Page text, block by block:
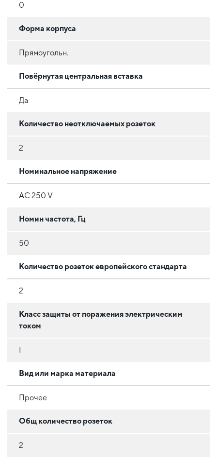
0
Форма корпуса
Прямоугольн.
Повёрнутая центральная вставка
Да
Количество неотключаемых розеток
2
Номинальное напряжение
AC 250 V
Номин частота, Гц
50
Количество розеток европейского стандарта
2
Класс защиты от поражения электрическим
током
Вид или марка материала
Прочее
Общ количество розеток
2